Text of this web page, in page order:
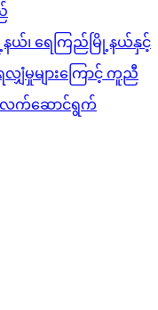
နယ်၊ ရေကြည်မြို့နယ်နှင့်
ျှံမှုများကြောင့် ကူညီ
လက်ဆောင်ရွက်